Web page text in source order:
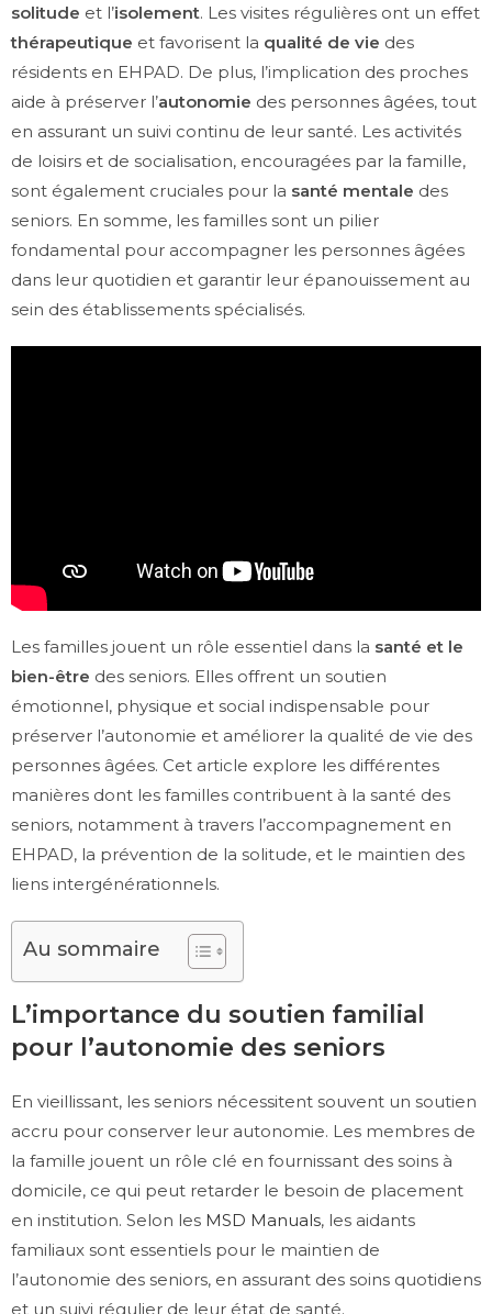
solitude et l’isolement. Les visites régulières ont un effet
thérapeutique et favorisent la qualité de vie des
résidents en EHPAD. De plus, l’implication des proches
aide à préserver l’autonomie des personnes âgées, tout
en assurant un suivi continu de leur santé. Les activités
de loisirs et de socialisation, encouragées par la famille,
sont également cruciales pour la santé mentale des
seniors. En somme, les familles sont un pilier
fondamental pour accompagner les personnes âgées
dans leur quotidien et garantir leur épanouissement au
sein des établissements spécialisés.
Les familles jouent un rôle essentiel dans la santé et le
bien-être des seniors. Elles offrent un soutien
émotionnel, physique et social indispensable pour
préserver l’autonomie et améliorer la qualité de vie des
personnes âgées. Cet article explore les différentes
manières dont les familles contribuent à la santé des
seniors, notamment à travers l’accompagnement en
EHPAD, la prévention de la solitude, et le maintien des
liens intergénérationnels.
Au sommaire
L’importance du soutien familial
pour l’autonomie des seniors
En vieillissant, les seniors nécessitent souvent un soutien
accru pour conserver leur autonomie. Les membres de
la famille jouent un rôle clé en fournissant des soins à
domicile, ce qui peut retarder le besoin de placement
en institution. Selon les MSD Manuals, les aidants
familiaux sont essentiels pour le maintien de
l’autonomie des seniors, en assurant des soins quotidiens
et un suivi régulier de leur état de santé.